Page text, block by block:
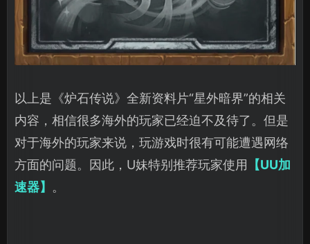
以上是《炉石传说》全新资料片“星外暗界”的相关
内容，相信很多海外的玩家已经迫不及待了。但是
对于海外的玩家来说，玩游戏时很有可能遭遇网络
方面的问题。因此，U妹特别推荐玩家使用
【UU加
速器】 。